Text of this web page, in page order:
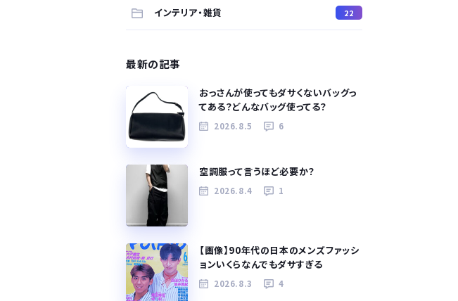
インテリア・雑貨 22
最新の記事
おっさんが使ってもダサくないバッグっ
てある？どんなバッグ使ってる？
2026.8.5 6
空調服って言うほど必要か？
2026.8.4 1
【画像】90年代の日本のメンズファッシ
ョンいくらなんでもダサすぎる
2026.8.3 4